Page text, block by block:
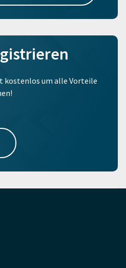
kostenlos um alle Vorteile